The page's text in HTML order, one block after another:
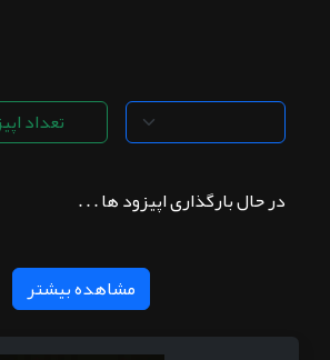
تعداد
در حال بارگذاری اپیزود ها . . .
مشاهده بیشتر